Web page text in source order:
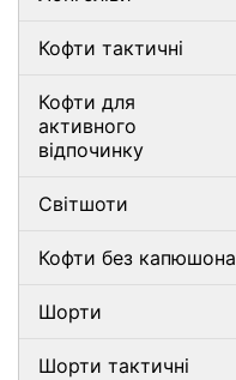
Кофти тактичні
Кофти для
активного
відпочинку
Світшоти
Кофти без капюшона
Шорти
Шорти тактичні